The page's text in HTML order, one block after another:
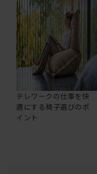
テレワークの仕事を快
適にする椅子選びのポ
イント